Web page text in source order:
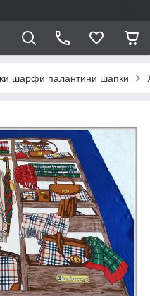
шарфи палантини шапки